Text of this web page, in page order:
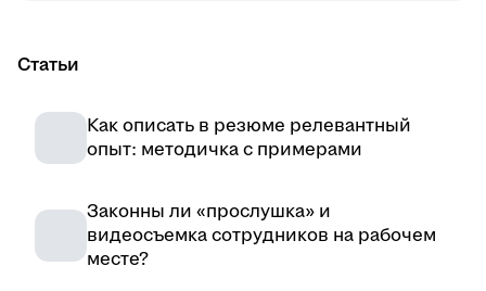
Статьи
Как описать в резюме релевантный
опыт: методичка с примерами
Законны ли «прослушка» и
видеосъемка сотрудников на рабочем
месте?